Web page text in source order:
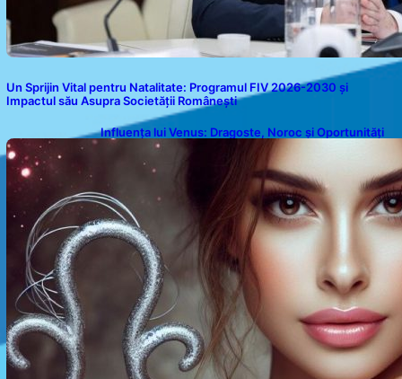
Un Sprijin Vital pentru Natalitate: Programul FIV 2026-2030 și
Impactul său Asupra Societății Românești
Influența lui Venus: Dragoste, Noroc și Oportunități
pentru Tauri și Balanțe în Weekendul 8-9 August